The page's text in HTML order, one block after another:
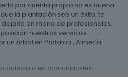
por cuenta propia no es buena
la plantación sea un éxito, te
en mano de profesionales.
nuestros servicios
un árbol en Partaloa , Almería
pública o en comunidades.